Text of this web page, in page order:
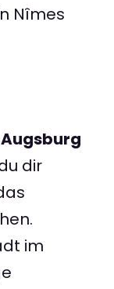
Nîmes
dir
im